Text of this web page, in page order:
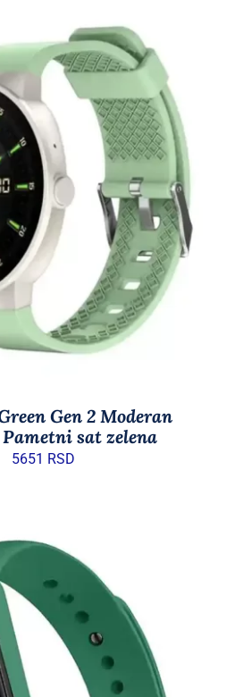
U KORPU
Gen 2 Moderan
sat zelena
5651 RSD